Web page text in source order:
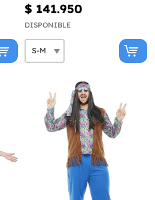
$ 141.950
DISPONIBLE